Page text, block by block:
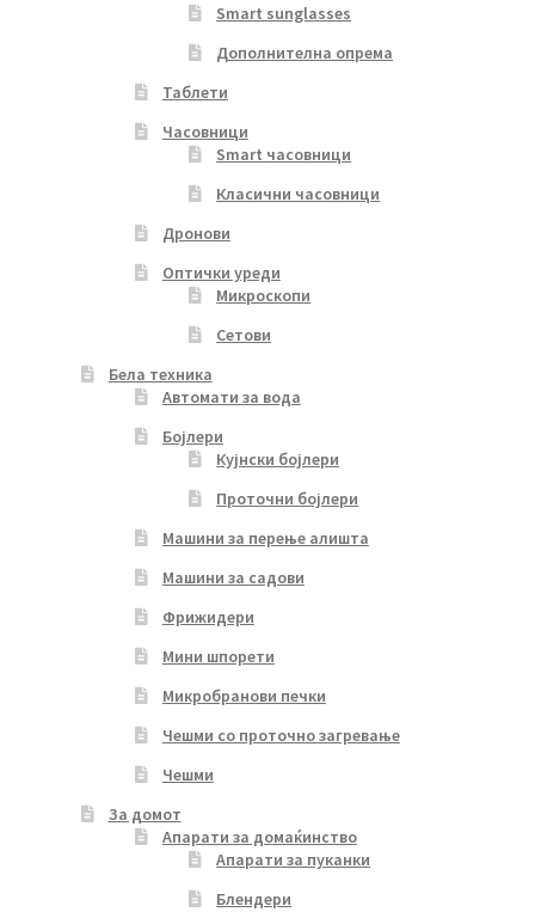
Smart sunglasses
Дополнителна опрема
Таблети
Часовници
Smart часовници
Класични часовници
Дронови
Оптички уреди
Микроскопи
Сетови
Бела техника
Автомати за вода
Бојлери
Кујнски бојлери
Проточни бојлери
Машини за перење алишта
Машини за садови
Фрижидери
Мини шпорети
Микробранови печки
Чешми со проточно загревање
Чешми
За домот
Апарати за домаќинство
Апарати за пуканки
Блендери